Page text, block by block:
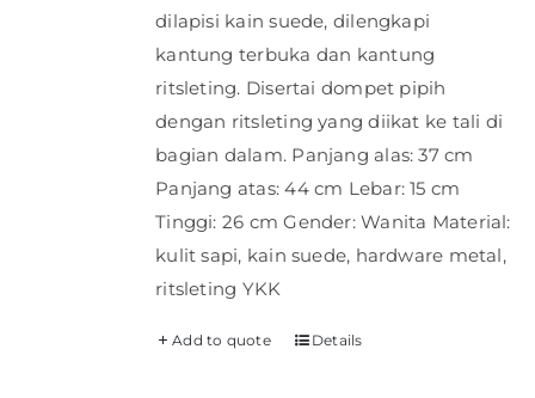
dilapisi kain suede, dilengkapi
kantung terbuka dan kantung
ritsleting. Disertai dompet pipih
dengan ritsleting yang diikat ke tali di
bagian dalam. Panjang alas: 37 cm
Panjang atas: 44 cm Lebar: 15 cm
Tinggi: 26 cm Gender: Wanita Material:
kulit sapi, kain suede, hardware metal,
ritsleting YKK
Add to quote Details